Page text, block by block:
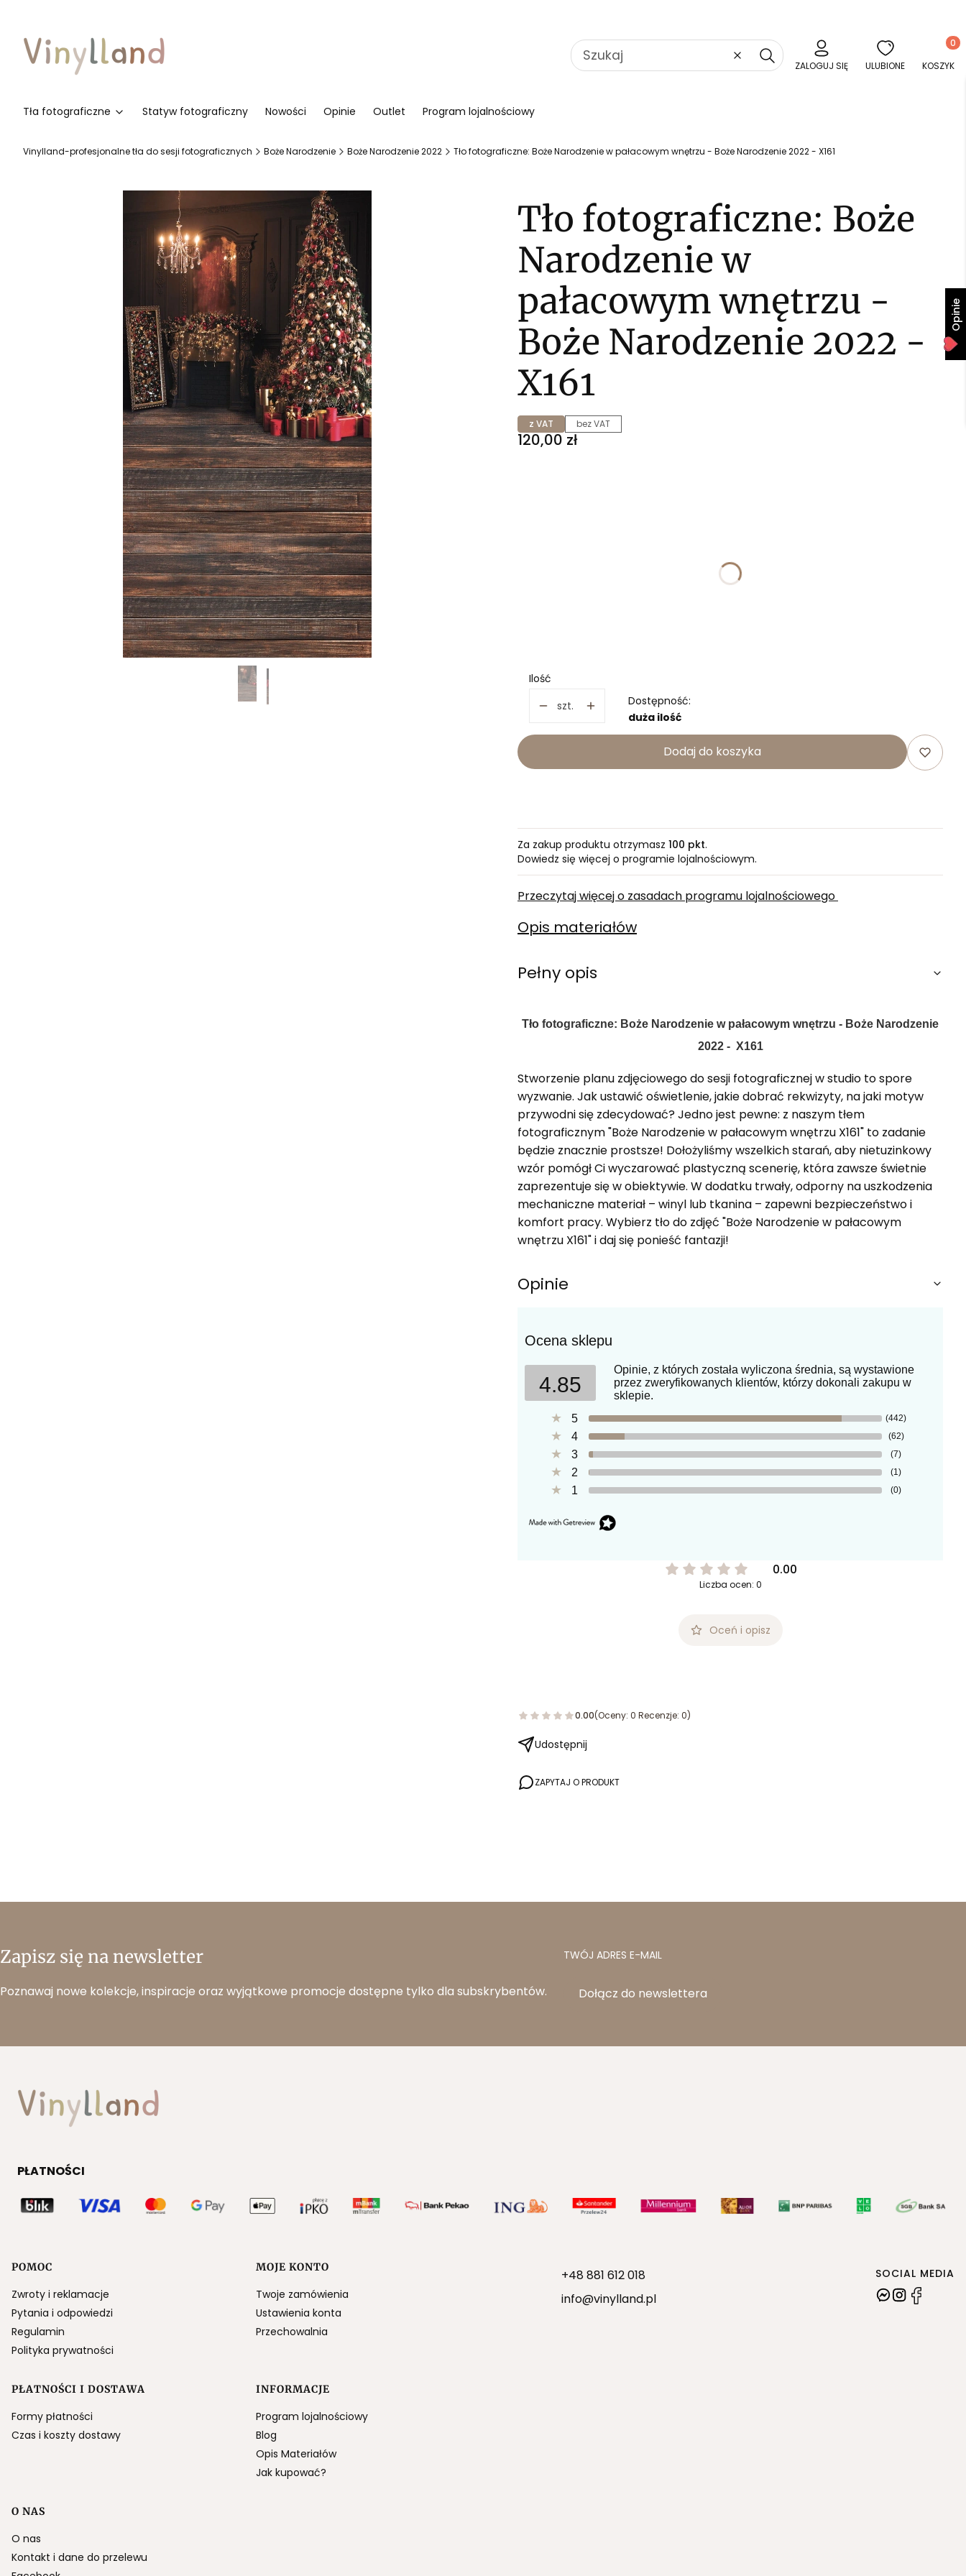
WyczyśćSzukajZALOGUJ SIĘ ULUBIONE KOSZYK
Tła fotograficzne Statyw fotograficzny Nowości Opinie Outlet Program lojalnościowy
Vinylland-profesjonalne tła do sesji fotograficznych Boże Narodzenie Boże Narodzenie 2022 Tło fotograficzne: Boże Narodzenie w pałacowym wnętrzu - Boże Narodzenie 2022 - X161
Tło fotograficzne: Boże
Narodzenie w
pałacowym wnętrzu -
Boże Narodzenie 2022 -
X161
z VAT bez VAT
Cena
120,00 zł
Ilość
szt.
Dostępność:
duża ilość
Dodaj do koszyka
Za zakup produktu otrzymasz 100 pkt.
Dowiedz się więcej o programie lojalnościowym.
Przeczytaj więcej o zasadach programu lojalnościowego
Opis materiałów
Pełny opis
Tło fotograficzne: Boże Narodzenie w pałacowym wnętrzu - Boże Narodzenie
2022 - X161
Stworzenie planu zdjęciowego do sesji fotograficznej w studio to spore
wyzwanie. Jak ustawić oświetlenie, jakie dobrać rekwizyty, na jaki motyw
przywodni się zdecydować? Jedno jest pewne: z naszym tłem
fotograficznym "Boże Narodzenie w pałacowym wnętrzu X161" to zadanie
będzie znacznie prostsze! Dołożyliśmy wszelkich starań, aby nietuzinkowy
wzór pomógł Ci wyczarować plastyczną scenerię, która zawsze świetnie
zaprezentuje się w obiektywie. W dodatku trwały, odporny na uszkodzenia
mechaniczne materiał – winyl lub tkanina – zapewni bezpieczeństwo i
komfort pracy. Wybierz tło do zdjęć "Boże Narodzenie w pałacowym
wnętrzu X161" i daj się ponieść fantazji!
Opinie
Ocena sklepu
4.85
Opinie, z których została wyliczona średnia, są wystawione
przez zweryfikowanych klientów, którzy dokonali zakupu w
sklepie.
5
(442)
4 (62)
3 (7)
2 (1)
1 (0)
0.00
Liczba ocen: 0
Oceń i opisz
0.00(Oceny: 0 Recenzje: 0)
Udostępnij
ZAPYTAJ O PRODUKT
Zapisz się na newsletter
Poznawaj nowe kolekcje, inspiracje oraz wyjątkowe promocje dostępne tylko dla subskrybentów.
TWÓJ ADRES E-MAIL
Dołącz do newslettera
PŁATNOŚCI
Linki w stopce
POMOC
Zwroty i reklamacje
Pytania i odpowiedzi
Regulamin
Polityka prywatności
MOJE KONTO
Twoje zamówienia
Ustawienia konta
Przechowalnia
PŁATNOŚCI I DOSTAWA
Formy płatności
Czas i koszty dostawy
INFORMACJE
Program lojalnościowy
Blog
Opis Materiałów
Jak kupować?
O NAS
O nas
Kontakt i dane do przelewu
+48 881 612 018
info@vinylland.pl
SOCIAL MEDIA
Opinie